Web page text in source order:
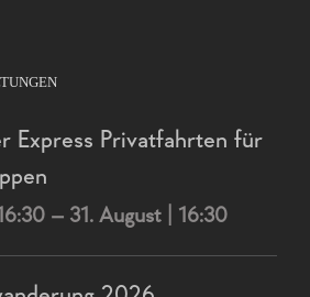
Express Privatfahrten für
– 31. August | 16:30